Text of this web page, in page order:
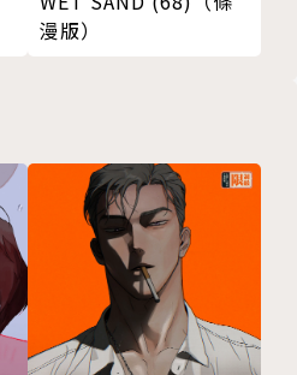
漫版）